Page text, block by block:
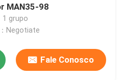
MAN35-98
1 grupo
Negotiate
Fale Conosco